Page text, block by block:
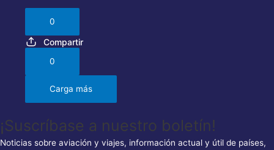
0
Compartir
0
Carga más
¡Suscríbase a nuestro boletín!
Noticias sobre aviación y viajes, información actual y útil de países,